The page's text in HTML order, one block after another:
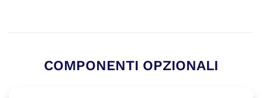
COMPONENTI OPZIONALI